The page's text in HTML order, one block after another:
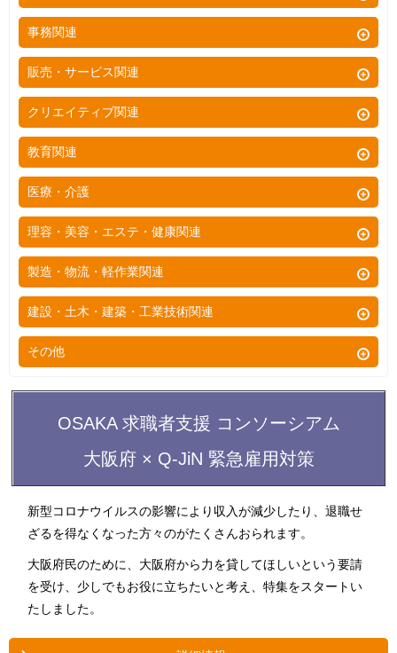
ネットワークエンジニア
社内SE
オープン系SE・PG
汎用系SE・PG
制御系SE・PG
システム運用
プロジェクトマネージャ
システム監視・保守
評価・テスター
IOT
インフラエンジニア
Webエンジニア
営業
ルートセールス
ラウンダー
企画営業
技術営業
商品企画
企画
企画宣伝
コンサルタント
不動産営業
営業アシスタント
事務関連
総務
経理
秘書
通訳
一般事務
受付事務
営業事務
医療事務
法律事務所
経理事務
病院受付
インターネットショップ
税理士
弁理士
司法書士
行政書士
販売・サービス関連
販売
接客
ホールスタッフ
フロアスタッフ
店長
店長候補
調理
レジャー
リゾート
ホテル
フラワーショップ
イベントスタッフ
パソコンインストラクター
サポート・保守・メンテナンス
クリエイティブ関連
広告
グラフィックデザイナー
WEBプロデューサー
WEBディレクター
WEBデザイナー
イラストレーター
クリエイティブディレクター
アートディレクター
テレビ ディレクター
AD（アシスタントディレクター）
フラワーアレンジメント
映像編集
カメラマン
教育関連
教師
幼稚園教諭
保育士
個別指導塾講師
教室運営
児童発達支援
医療・介護
医療
医師
看護師
准看護師
歯科衛生士
理学療法士
機能訓練指導員
ホームヘルパー
ケアマネージャー
鍼灸師
指圧師
理容・美容・エステ・健康関連
理容
美容師
エステ
ヘアメイク
アロマセラピスト
リフレクソロジー
製造・物流・軽作業関連
テスト・評価・検査
ドライバー
体が資本
新聞配達
クリーニング
家事代行
運送
建設・土木・建築・工業技術関連
土木・建設
溶接工
建築
建築設計
その他
その他OSAKA 求職者支援 コンソーシアム
大阪府 × Q-JiN 緊急雇用対策
新型コロナウイルスの影響により収入が減少したり、退職せ
ざるを得なくなった方々のがたくさんおられます。
大阪府民のために、大阪府から力を貸してほしいという要請
を受け、少しでもお役に立ちたいと考え、特集をスタートい
たしました。